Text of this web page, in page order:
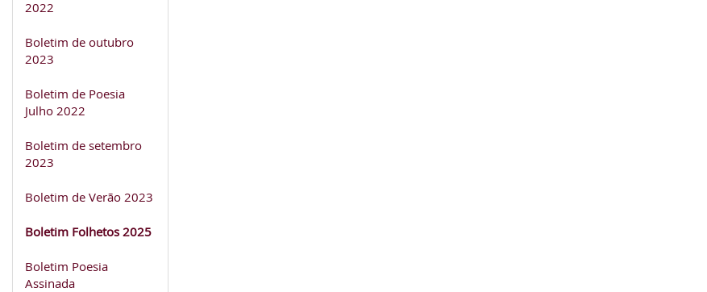
2022
Boletim de outubro
2023
Boletim de Poesia
Julho 2022
Boletim de setembro
2023
Boletim de Verão 2023
Boletim Folhetos 2025
Boletim Poesia
Assinada